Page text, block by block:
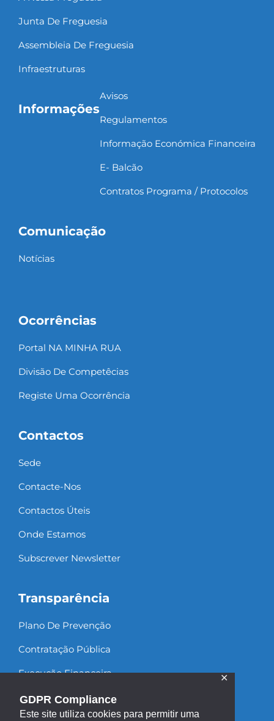
GDPR Compliance
Este site utiliza cookies para permitir uma
✕
Junta De Freguesia
Assembleia De Freguesia
Infraestruturas
Informações
Avisos
Regulamentos
Informação Económica Financeira
E- Balcão
Contratos Programa / Protocolos
Comunicação
Notícias
Ocorrências
Portal NA MINHA RUA
Divisão De Competêcias
Registe Uma Ocorrência
Contactos
Sede
Contacte-Nos
Contactos Úteis
Onde Estamos
Subscrever Newsletter
Transparência
Plano De Prevenção
Contratação Pública
Execução Financeira
Recursos Humanos